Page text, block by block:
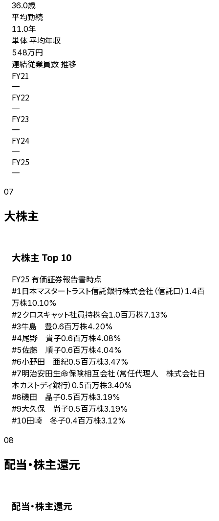
36.0歳
平均勤続
11.0年
単体 平均年収
548万円
連結従業員数 推移
FY21
—
FY22
—
FY23
—
FY24
—
FY25
—
07
大株主
大株主 Top 10
FY25 有価証券報告書時点
#1日本マスタートラスト信託銀行株式会社（信託口） 1.4百
万株10.10%
#2クロスキャット社員持株会1.0百万株7.13%
#3牛島 豊0.6百万株4.20%
#4尾野 貴子0.6百万株4.08%
#5佐藤 順子0.6百万株4.04%
#6小野田 亜紀0.5百万株3.47%
#7明治安田生命保険相互会社（常任代理人 株式会社日
本カストディ銀行） 0.5百万株3.40%
#8磯田 晶子0.5百万株3.19%
#9大久保 尚子0.5百万株3.19%
#10田崎 冬子0.4百万株3.12%
08
配当・株主還元
配当・株主還元